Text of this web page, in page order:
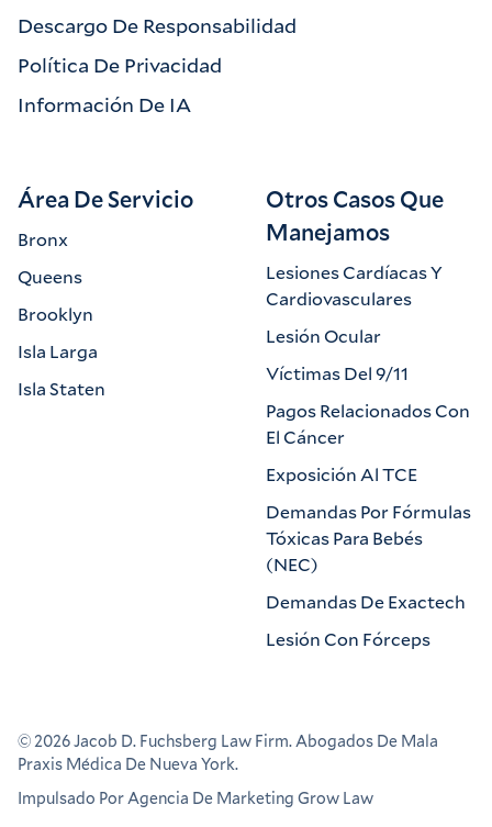
Descargo De Responsabilidad
Política De Privacidad
Información De IA
Área De Servicio
Bronx
Queens
Brooklyn
Isla Larga
Isla Staten
Otros Casos Que
Manejamos
Lesiones Cardíacas Y
Cardiovasculares
Lesión Ocular
Víctimas Del 9/11
Pagos Relacionados Con
El Cáncer
Exposición Al TCE
Demandas Por Fórmulas
Tóxicas Para Bebés
(NEC)
Demandas De Exactech
Lesión Con Fórceps
© 2026Jacob D. Fuchsberg Law Firm. Abogados De Mala
Praxis Médica De Nueva York.
Impulsado Por Agencia De Marketing Grow Law